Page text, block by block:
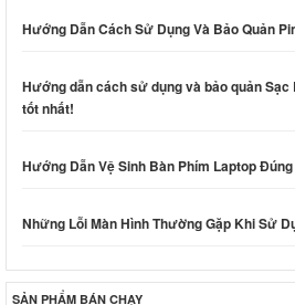
Hướng Dẫn Cách Sử Dụng Và Bảo Quản
Hướng dẫn cách sử dụng và bảo quản
tốt nhất!
Hướng Dẫn Vệ Sinh Bàn Phím Laptop
Những Lỗi Màn Hình Thường Gặp Khi Sử
SẢN PHẨM BÁN CHẠY